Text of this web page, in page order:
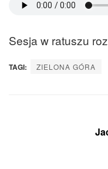
Sesja w ratuszu
TAGI: ZIELONA GÓRA